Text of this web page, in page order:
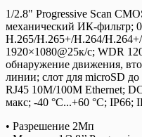
1/2.8" Progressive Scan
механический ИК-фильтр;
H.265/H.265+/H.264/
1920×1080@25к/с; WDR
обнаружение движения,
линии; слот для microSD
RJ45 10M/100M Ethernet;
макс; -40 °C...+60 °C; IP66;
• Разрешение 2Мп